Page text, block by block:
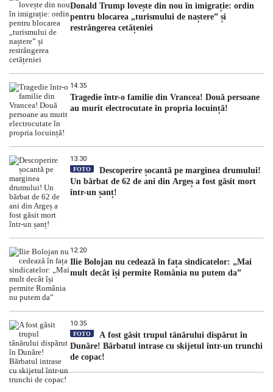
Donald Trump lovește din nou în imigrație: ordin
pentru blocarea „turismului de naștere” și
restrângerea cetățeniei
14:35
Tragedie într-o familie din Vrancea! Două persoane
au murit electrocutate în propria locuință!
13:30
FOTO
Descoperire șocantă pe marginea drumului!
Un bărbat de 62 de ani din Argeș a fost găsit mort
într-un șanț!
12:20
Ilie Bolojan nu cedează în fața sindicatelor: „Mai
mult decât își permite România nu putem da”
10:35
FOTO
A fost găsit trupul tânărului dispărut în
Dunăre! Bărbatul intrase cu skijetul într-un trunchi
de copac!